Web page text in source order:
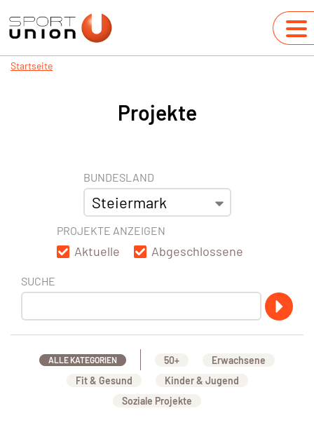
Startseite
Projekte
BUNDESLAND
PROJEKTE ANZEIGEN
Aktuelle Abgeschlossene
SUCHE
ALLE KATEGORIEN 50+
Erwachsene
Fit & Gesund
Kinder & Jugend
Soziale Projekte